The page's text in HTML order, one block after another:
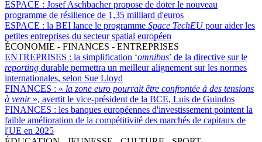
ESPACE : Josef Aschbacher propose de doter le nouveau
programme de résilience de 1,35 milliard d'euros
ESPACE : la BEI lance le programme Space TechEUpour aider les
petites entreprises du secteur spatial européen
ÉCONOMIE - FINANCES - ENTREPRISES
ENTREPRISES : la simplification ‘omnibus’ de la directive sur le
reporting durable permettra un meilleur alignement sur les normes
internationales, selon Sue Lloyd
FINANCES : « la zone euro pourrait être confrontée à des tensions
à venir », avertit le vice-président de la BCE, Luis de Guindos
FINANCES : les banques européennes d'investissement pointent la
faible amélioration de la compétitivité des marchés de capitaux de
l'UE en 2025